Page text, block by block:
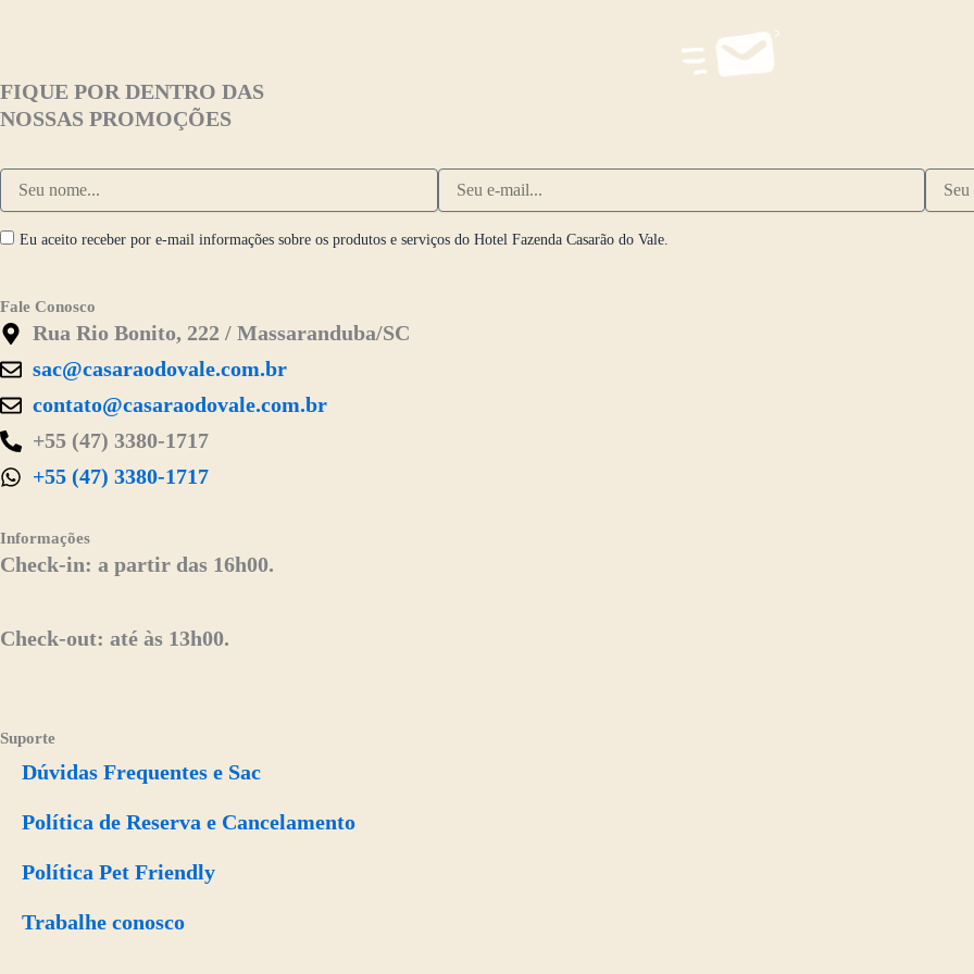
FIQUE POR DENTRO DAS
NOSSAS PROMOÇÕES
Eu aceito receber por e-mail informações sobre os produtos e serviços do Hotel Fazenda Casarão do Vale.
Fale Conosco
Rua Rio Bonito, 222 / Massaranduba/SC
sac@casaraodovale.com.br
contato@casaraodovale.com.br
+55 (47) 3380-1717
+55 (47) 3380-1717
Informações
Check-in: a partir das 16h00.
Check-out: até às 13h00.
Suporte
Dúvidas Frequentes e Sac
Política de Reserva e Cancelamento
Política Pet Friendly
Trabalhe conosco